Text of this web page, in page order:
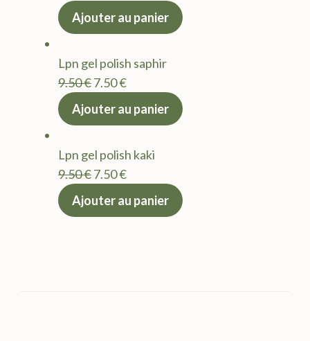
prix
9.50 €.
actuel
7.50 €.
Ajouter au panier
Lpn gel polish saphir
9.50€Le
prix
9.50 €.
7.50€Le
actuel
7.50 €.
Ajouter au panier
Lpn gel polish kaki
9.50€Le
prix
7.50€Le
actuel
Ajouter au panier